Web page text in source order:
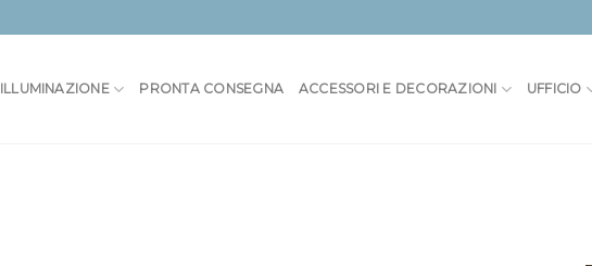
ILLUMINAZIONE PRONTA CONSEGNA ACCESSORI E DECORAZIONI UFFICIO